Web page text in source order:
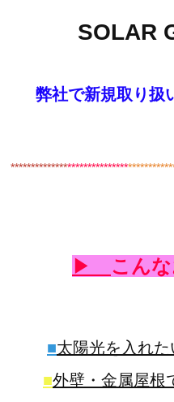
SOLAR
弊社で新規取り扱
*****************************
▶ こん
■太陽光を入れ
■外壁・金属屋根